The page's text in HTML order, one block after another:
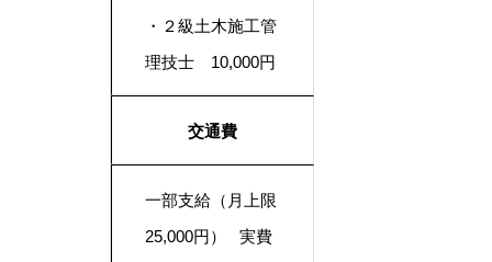
・２級土木施工管
理技士 10,000円
交通費
一部支給（月上限
25,000円） 実費